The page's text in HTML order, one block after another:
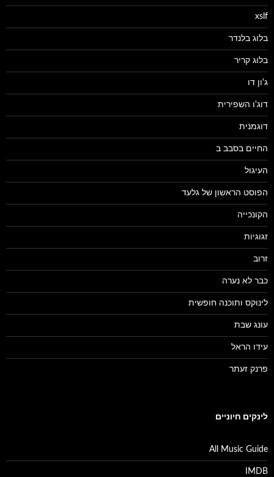
xslf
בלוג בלנדר
בלוג קריר
ג'ון דו
דוג'ו השפירית
דוגמנית
החיים בסבב ב
העיגול
הפוסט הראשון של גלעד
הקונכייה
זגוגיות
זרוב
כבר לא נערה
לינוקס ותוכנה חופשית
עונג שבת
עידו הראל
פרנק זעתר
לינקים חיוניים
All Music Guide
IMDB